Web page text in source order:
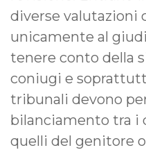
diverse valutazioni
unicamente al
tenere conto della
coniugi e
tribunali devono
bilanciamento tra i
quelli del genitore